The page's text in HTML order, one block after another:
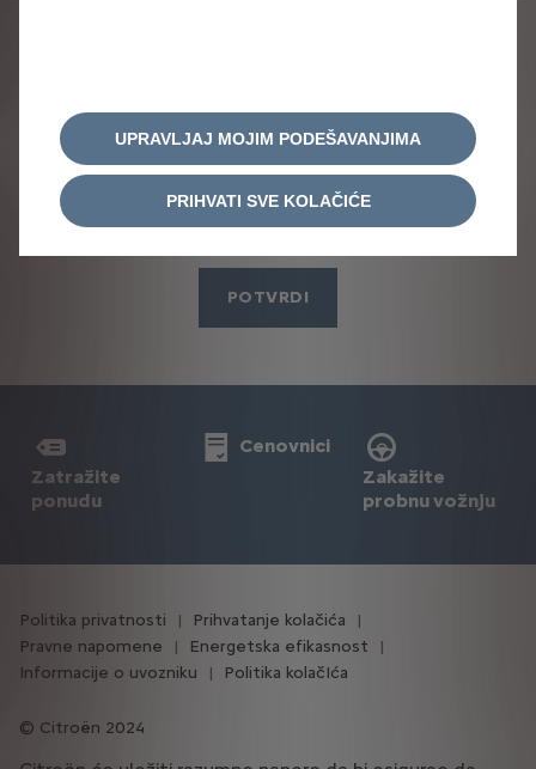
koji počinje sa VF7
ili VR7...). Nalazi se u
dokumentu o
registraciji vašeg
POTVRDI
Zatražite
ponudu
Cenovnici
Zakažite
probnu vožnju
Citroën 2024
Politika privatnosti
Prihvatanje kolačića
Pravne napomene
Energetska efikasnost
Informacije o uvozniku
Politika kolačIća
UPRAVLJAJ MOJIM PODEŠAVANJIMA
PRIHVATI SVE KOLAČIĆE